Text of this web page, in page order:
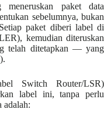
paket data
sebelumnya, bukan
paket diberi label di
kemudian diteruskan
telah ditetapkan — yang
Switch Router/LSR)
label ini, tanpa perlu
adalah: